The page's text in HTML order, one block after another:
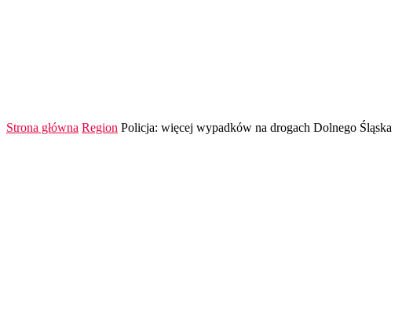
Strona główna Region Policja: więcej wypadków na drogach Dolnego Śląska